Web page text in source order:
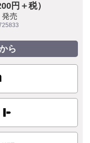
円＋税）
発売
ら